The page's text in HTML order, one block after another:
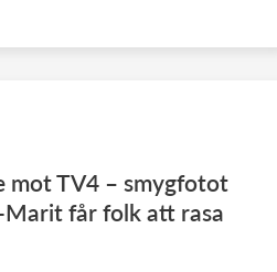
mot TV4 – smygfotot
får folk att rasa